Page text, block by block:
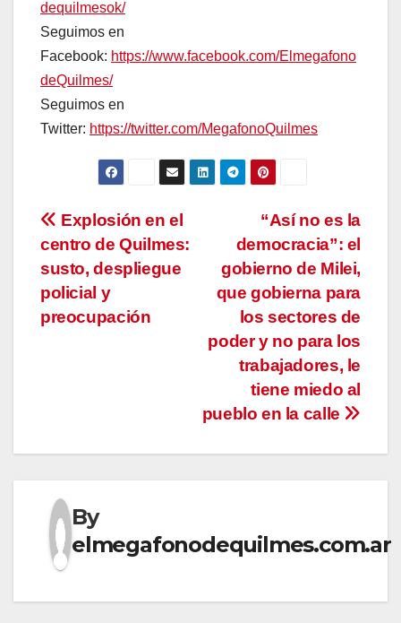
dequilmesok/
Seguimos en
Facebook: https://www.facebook.com/Elmegafono
deQuilmes/
Seguimos en
Twitter: https://twitter.com/MegafonoQuilmes
Navegación
de
entradas
“Así no es la
democracia”: el
gobierno de Milei,
que gobierna para
los sectores de
poder y no para los
trabajadores, le
tiene miedo al
pueblo en la calle
Explosión en el
centro de Quilmes:
susto, despliegue
policial y
preocupación
By
elmegafonodequilmes.com.ar